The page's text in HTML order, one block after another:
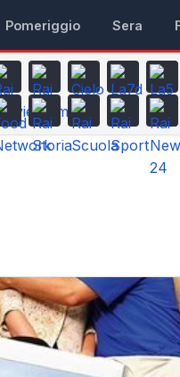
Pomeriggio Sera